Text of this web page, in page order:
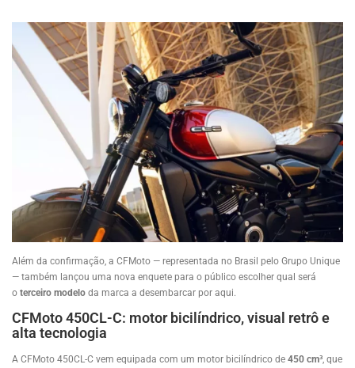
Além da confirmação, a CFMoto — representada no Brasil pelo Grupo Unique
— também lançou uma nova enquete para o público escolher qual será
o terceiro modelo da marca a desembarcar por aqui.
CFMoto 450CL-C: motor bicilíndrico, visual retrô e
alta tecnologia
A CFMoto 450CL-C vem equipada com um motor bicilíndrico de 450 cm³, que